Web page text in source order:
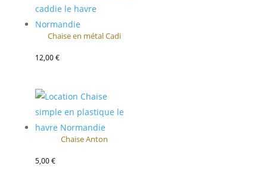
Chaise en métal Cadi
12,00€
Chaise Anton
5,00€